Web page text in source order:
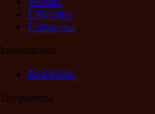
Ufficialità
Ultima ora
Informazioni
Redazione
Trasparenza